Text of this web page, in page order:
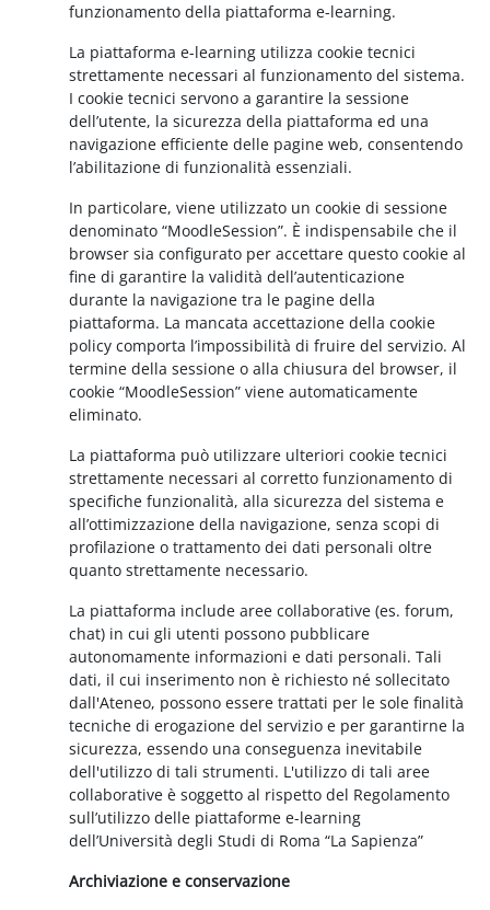
funzionamento della piattaforma e-learning.
La piattaforma e-learning utilizza cookie tecnici
strettamente necessari al funzionamento del sistema.
I cookie tecnici servono a garantire la sessione
dell’utente, la sicurezza della piattaforma ed una
navigazione efficiente delle pagine web, consentendo
l’abilitazione di funzionalità essenziali.
In particolare, viene utilizzato un cookie di sessione
denominato “MoodleSession”. È indispensabile che il
browser sia configurato per accettare questo cookie al
fine di garantire la validità dell’autenticazione
durante la navigazione tra le pagine della
piattaforma. La mancata accettazione della cookie
policy comporta l’impossibilità di fruire del servizio. Al
termine della sessione o alla chiusura del browser, il
cookie “MoodleSession” viene automaticamente
eliminato.
La piattaforma può utilizzare ulteriori cookie tecnici
strettamente necessari al corretto funzionamento di
specifiche funzionalità, alla sicurezza del sistema e
all’ottimizzazione della navigazione, senza scopi di
profilazione o trattamento dei dati personali oltre
quanto strettamente necessario.
La piattaforma include aree collaborative (es. forum,
chat) in cui gli utenti possono pubblicare
autonomamente informazioni e dati personali. Tali
dati, il cui inserimento non è richiesto né sollecitato
dall'Ateneo, possono essere trattati per le sole finalità
tecniche di erogazione del servizio e per garantirne la
sicurezza, essendo una conseguenza inevitabile
dell'utilizzo di tali strumenti. L'utilizzo di tali aree
collaborative è soggetto al rispetto del Regolamento
sull’utilizzo delle piattaforme e-learning
dell’Università degli Studi di Roma “La Sapienza”
Archiviazione e conservazione